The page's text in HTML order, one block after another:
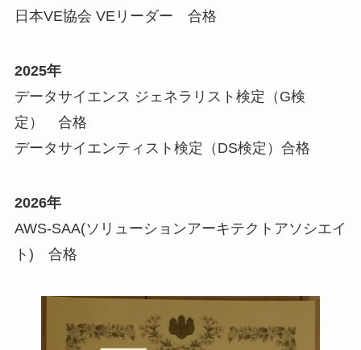
日本VE協会 VEリーダー 合格
2025年
データサイエンス ジェネラリスト検定（G検
定） 合格
データサイエンティスト検定（DS検定）合格
2026年
AWS-SAA(ソリューションアーキテクトアソシエイ
ト) 合格